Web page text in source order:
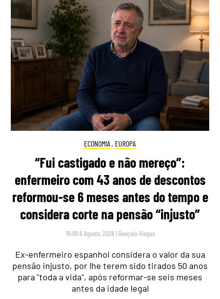
ECONOMIA , EUROPA
“Fui castigado e não mereço”:
enfermeiro com 43 anos de descontos
reformou-se 6 meses antes do tempo e
considera corte na pensão “injusto”
16:00 6 Agosto, 2026 | Gonçalo Viegas
Ex-enfermeiro espanhol considera o valor da sua
pensão injusto, por lhe terem sido tirados 50 anos
para "toda a vida", após reformar-se seis meses
antes da idade legal